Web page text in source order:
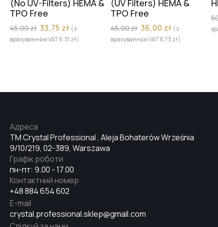
(No UV-Filters) HEMA &
TPO Free
45,00zł 33,75 zł (з
врахуванням VAT6,31 zł)
(UV Filters) HEMA &
TPO Free
45,00zł 36,00 zł (з
врахуванням VAT6,73 zł)
TM Crystal Professional , Aleja Bohaterów Września
9/10/219, 02-389, Warszawa
Адреса
пн-пт: 9.00 - 17.00
Графік роботи
+48 884 654 602
Контактний номер
crystal.professional.sklep@gmail.com
E-mail